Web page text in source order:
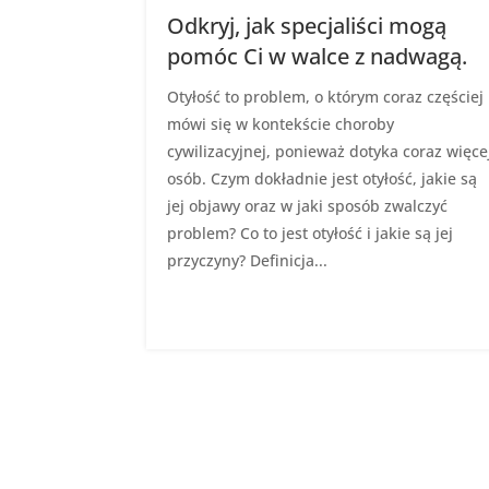
Odkryj, jak specjaliści mogą
pomóc Ci w walce z nadwagą.
Otyłość to problem, o którym coraz częściej
mówi się w kontekście choroby
cywilizacyjnej, ponieważ dotyka coraz
osób. Czym dokładnie jest otyłość, jakie są
jej objawy oraz w jaki sposób zwalczyć
problem? Co to jest otyłość i jakie są jej
przyczyny? Definicja...